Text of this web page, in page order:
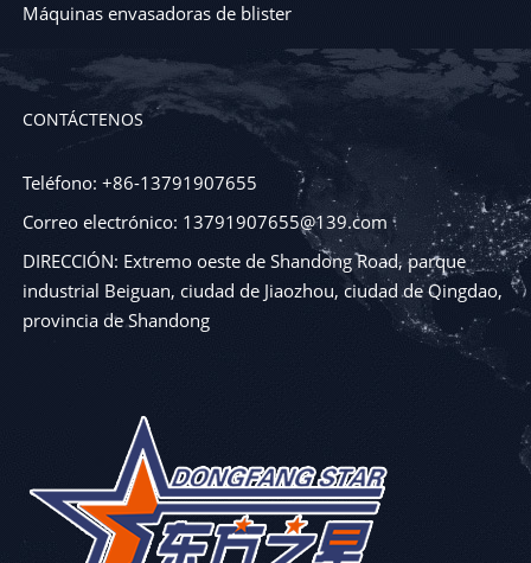
Máquinas envasadoras de blister
CONTÁCTENOS
Teléfono: +86-13791907655
Correo electrónico: 13791907655@139.com
DIRECCIÓN: Extremo oeste de Shandong Road, parque
industrial Beiguan, ciudad de Jiaozhou, ciudad de Qingdao,
provincia de Shandong